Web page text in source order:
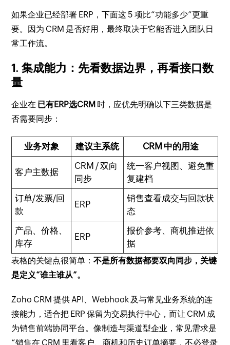
如果企业已经部署 ERP，下面这 5 项比“功能多少”更重
要。因为 CRM 是否好用，最终取决于它能否进入团队日
常工作流。
1. 集成能力：先看数据边界，再看接口数
量
企业在 已有ERP选CRM 时，应优先明确以下三类数据是
否需要同步：
业务对象 建议主系统 CRM 中的用途
客户主数据
CRM / 双向
同步
统一客户视图、避免重
复建档
订单/发票/回
款
ERP
销售查看成交与回款状
态
产品、价格、
库存
ERP
报价参考、商机推进依
据
表格的关键点很简单：不是所有数据都要双向同步，关键
是定义“谁主谁从”。
Zoho CRM 提供 API、Webhook 及与常见业务系统的连
接能力，适合把 ERP 保留为交易执行中心，而让 CRM 成
为销售前端协同平台。像制造与渠道型企业，常见需求是
“销售在 CRM 里看客户、商机和历史订单摘要，不必登录